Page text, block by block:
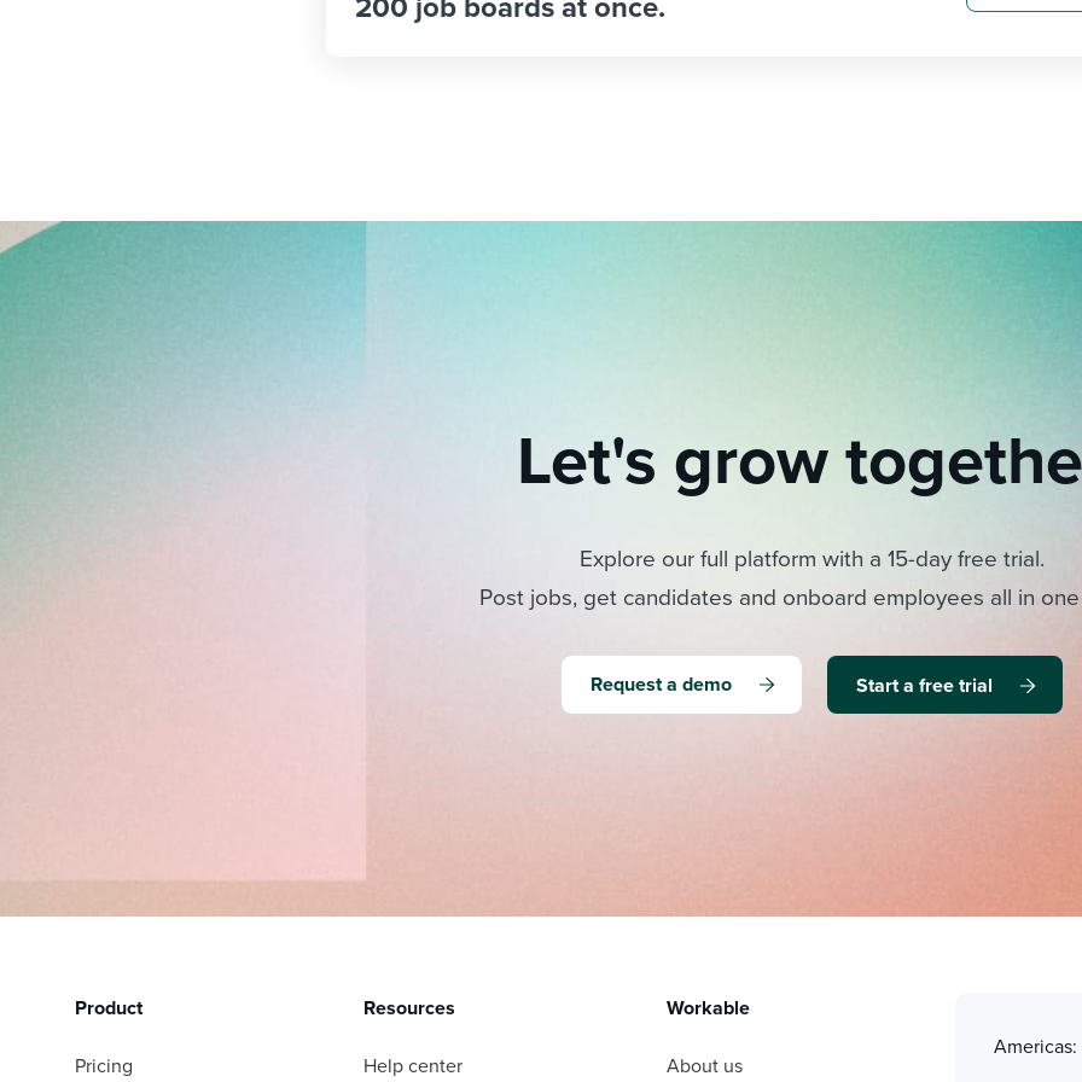
200 job boards at once.
Let's grow
Explore our full platform with a 15-day free trial.
Post jobs, get candidates and onboard employees all in
Request a demo Start a free trial
Product
Pricing
Resources
Help center
Workable
About us
Americas: